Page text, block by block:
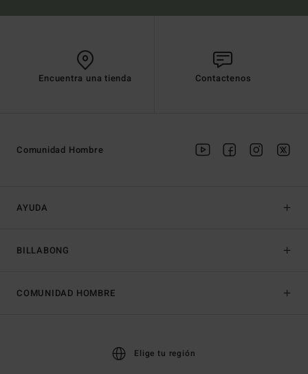
Encuentra una tienda Contactenos
AYUDA
BILLABONG
Comunidad Hombre
COMUNIDAD HOMBRE
Elige tu región